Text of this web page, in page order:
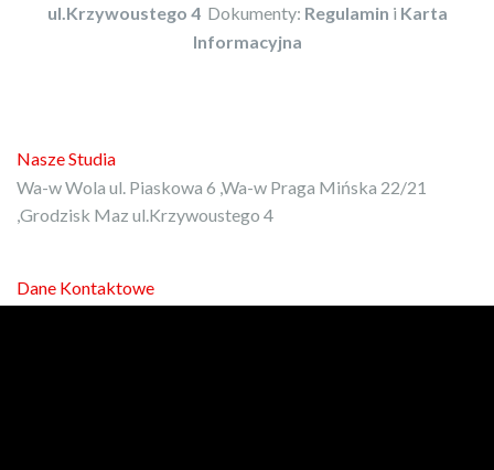
ul.Krzywoustego 4 Dokumenty: Regulamin i Karta
Informacyjna
Nasze Studia
Wa-w Wola ul. Piaskowa 6 ,Wa-w Praga Mińska 22/21
,Grodzisk Maz ul.Krzywoustego 4
Dane Kontaktowe